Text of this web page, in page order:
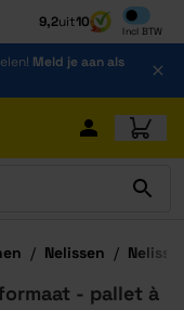
9,2uit10
Incl BTW
Inclusief
Meld je aan als
/ Nelissen /
- pallet à